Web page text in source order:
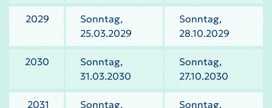
2029
Sonntag,
25.03.2029
Sonntag,
28.10.2029
2030
Sonntag,
31.03.2030
Sonntag,
27.10.2030
2031
Sonntag,
Sonntag,